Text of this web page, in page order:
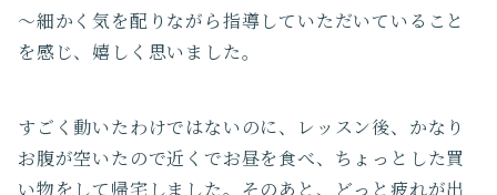
​​​​〜細かく気を配りながら指導していただいていること
を感じ、嬉しく思いました。
すごく動いたわけではないのに、レッスン後、かなり
お腹が空いたので近くでお昼を食べ、ちょっとした買
い物をして帰宅しました。そのあと、どっと疲れが出